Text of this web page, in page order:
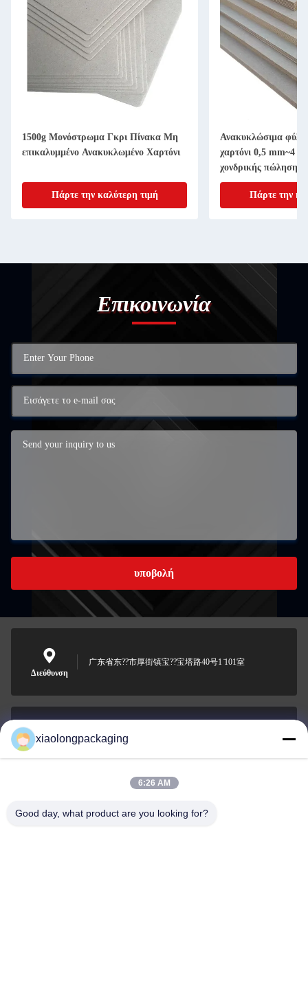
1500g Μονόστρωμα Γκρι Πίνακα Μη
επικαλυμμένο Ανακυκλωμένο Χαρτόνι
Πάρτε την καλύτερη τιμή
Ανακυκλώσιμα
χαρτόνι 0,5 mm~4
χονδρικής πώλησης
Πάρτε την
Επικοινωνία
υποβολή
Διεύθυνση
广东省东??市厚街镇宝??宝塔路40号1 ̇101室
Ηλεκτρονικό
Tina@xiaolongpackaging.com
0086-15322891631
xiaolongpackaging
6:26 AM
Good day, what product are you looking for?